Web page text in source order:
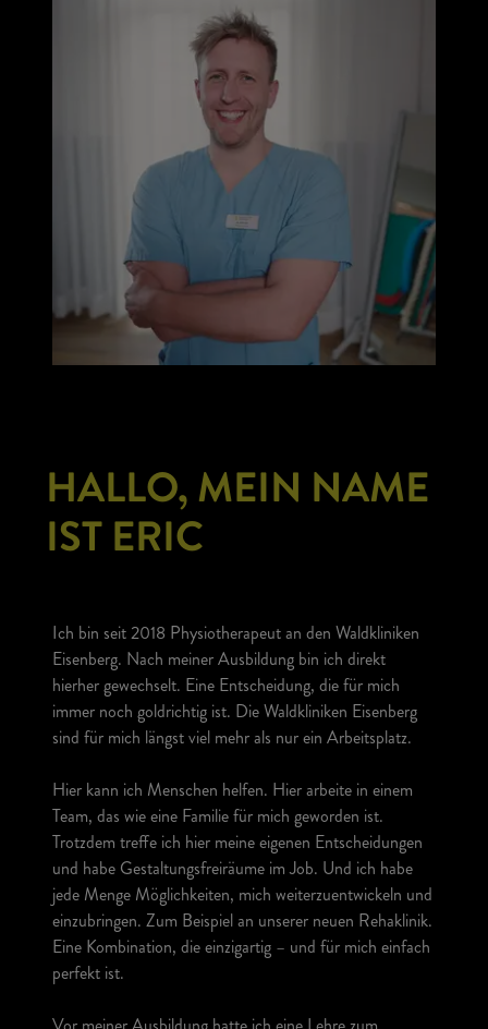
HALLO, MEIN NAME
IST ERIC
Ich bin seit 2018 Physiotherapeut an den Waldkliniken
Eisenberg. Nach meiner Ausbildung bin ich direkt
hierher gewechselt. Eine Entscheidung, die für mich
immer noch goldrichtig ist. Die Waldkliniken Eisenberg
sind für mich längst viel mehr als nur ein Arbeitsplatz.
Hier kann ich Menschen helfen. Hier arbeite in einem
Team, das wie eine Familie für mich geworden ist.
Trotzdem treffe ich hier meine eigenen Entscheidungen
und habe Gestaltungsfreiräume im Job. Und ich habe
jede Menge Möglichkeiten, mich weiterzuentwickeln und
einzubringen. Zum Beispiel an unserer neuen Rehaklinik.
Eine Kombination, die einzigartig – und für mich einfach
perfekt ist.